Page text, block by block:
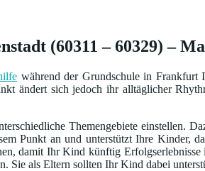
(60311 – 60329) –
während der Grundschule in Frankfurt
ändert sich jedoch ihr alltäglicher
Themengebiete einstellen.
Punkt an und unterstützt Ihre Kinder,
damit Ihr Kind künftig Erfolgserlebnisse
als Eltern sollten Ihr Kind dabei